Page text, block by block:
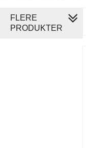
FLERE
PRODUKTER